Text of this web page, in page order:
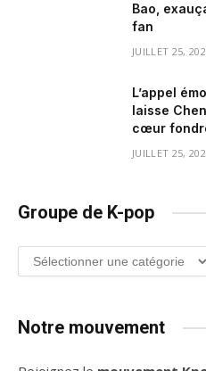
Bao,
fan
JUILLET 25,
L’appel
laisse
cœur
JUILLET 25,
Groupe de K-pop
Groupe
de
Notre mouvement